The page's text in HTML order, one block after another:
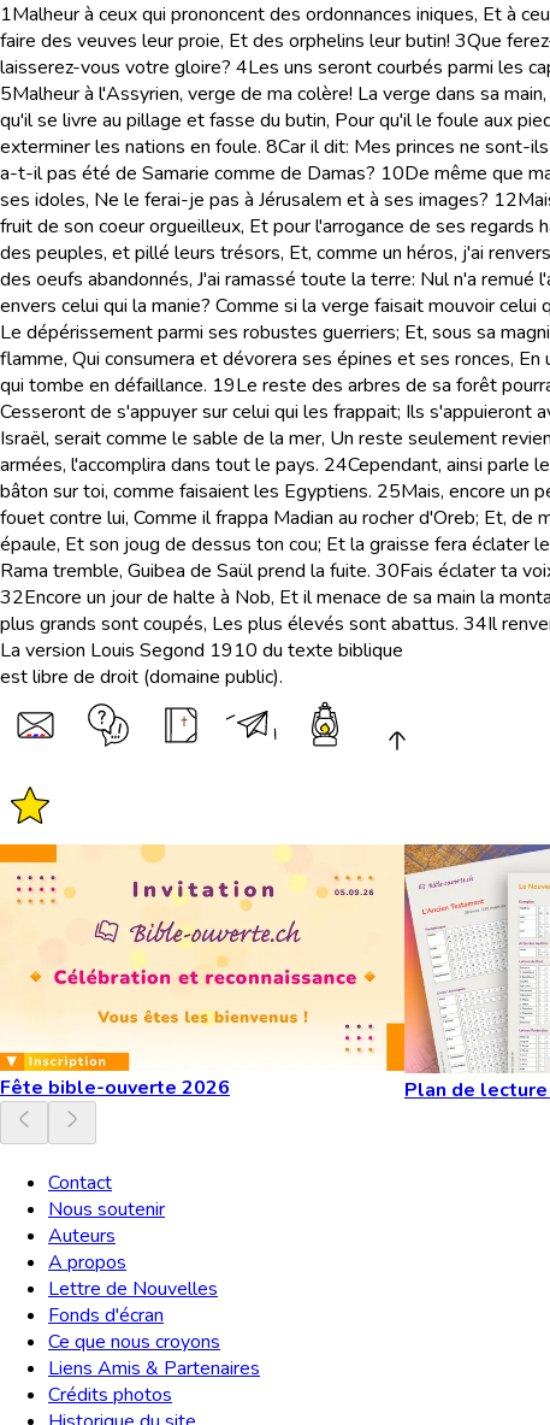
1Malheur à ceux qui prononcent des ordonnances iniques, Et à
faire des veuves leur proie, Et des orphelins leur butin! 3Que
laisserez-vous votre gloire? 4Les uns seront courbés parmi les
5Malheur à l'Assyrien, verge de ma colère! La verge dans sa
qu'il se livre au pillage et fasse du butin, Pour qu'il le foule aux
exterminer les nations en foule. 8Car il dit: Mes princes ne sont-
a-t-il pas été de Samarie comme de Damas? 10De même que
ses idoles, Ne le ferai-je pas à Jérusalem et à ses images? 12
fruit de son coeur orgueilleux, Et pour l'arrogance de ses regards
des peuples, et pillé leurs trésors, Et, comme un héros, j'ai
des oeufs abandonnés, J'ai ramassé toute la terre: Nul n'a remué
envers celui qui la manie? Comme si la verge faisait mouvoir
Le dépérissement parmi ses robustes guerriers; Et, sous sa
flamme, Qui consumera et dévorera ses épines et ses ronces, En
qui tombe en défaillance. 19Le reste des arbres de sa forêt
Cesseront de s'appuyer sur celui qui les frappait; Ils s'appuieront
Israël, serait comme le sable de la mer, Un reste seulement
armées, l'accomplira dans tout le pays. 24Cependant, ainsi parle
bâton sur toi, comme faisaient les Egyptiens. 25Mais, encore un
fouet contre lui, Comme il frappa Madian au rocher d'Oreb; Et,
épaule, Et son joug de dessus ton cou; Et la graisse fera éclater
Rama tremble, Guibea de Saül prend la fuite. 30Fais éclater ta
32Encore un jour de halte à Nob, Et il menace de sa main la
plus grands sont coupés, Les plus élevés sont abattus. 34Il
La version Louis Segond 1910 du texte biblique
est libre de droit (domaine public).
Fête bible-ouverte 2026 Plan de
Contact
Nous soutenir
Auteurs
A propos
Lettre de Nouvelles
Fonds d'écran
Ce que nous croyons
Liens Amis & Partenaires
Crédits photos